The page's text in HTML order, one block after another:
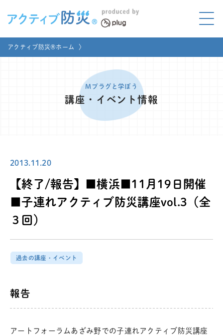
アクティブ防災とは?
家庭でやってみよう
メディア掲載
アクティブ防災®ホーム 〉
Mプラグと学ぼう
講座・イベント情報
2013.11.20
【終了/報告】■横浜■11月19日開催
■子連れアクティブ防災講座vol.3（全
３回）
過去の講座・イベント
報告
アートフォーラムあざみ野での子連れアクティブ防災講座